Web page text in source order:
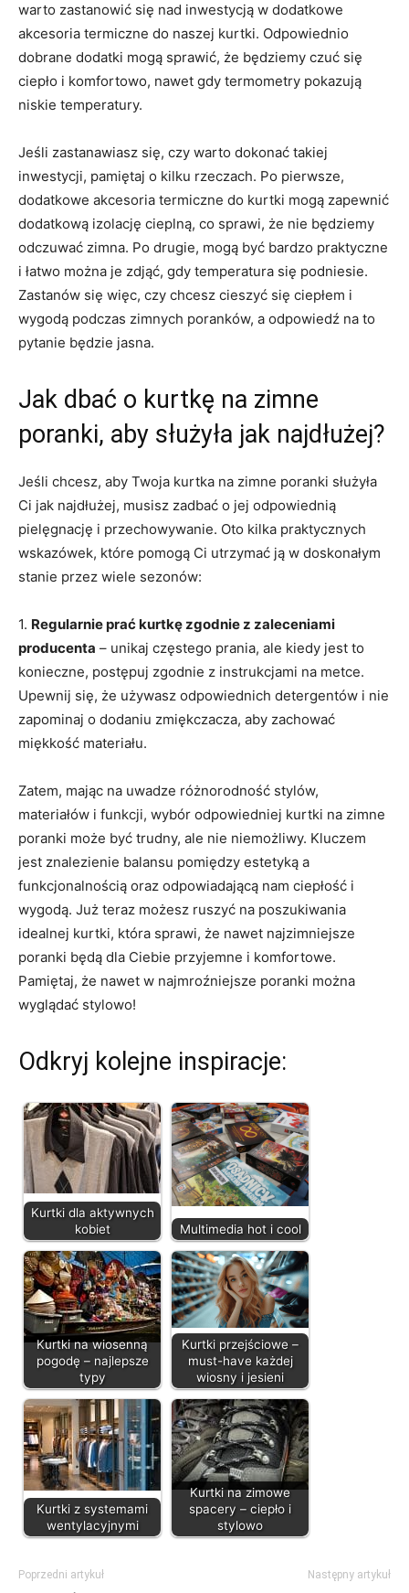
warto zastanowić się nad inwestycją w dodatkowe
akcesoria termiczne do naszej kurtki. Odpowiednio
dobrane dodatki mogą sprawić, że będziemy czuć się
ciepło i komfortowo, nawet gdy termometry pokazują
niskie temperatury.
Jeśli zastanawiasz się, czy warto dokonać takiej
inwestycji, pamiętaj o kilku rzeczach. Po pierwsze,
dodatkowe akcesoria termiczne do kurtki mogą zapewnić
dodatkową izolację cieplną, co sprawi, że nie będziemy
odczuwać zimna. Po drugie, mogą być bardzo praktyczne
i łatwo można je zdjąć, gdy temperatura się podniesie.
Zastanów się więc, czy chcesz cieszyć się ciepłem i
wygodą podczas zimnych poranków, a odpowiedź na to
pytanie będzie jasna.
Jak dbać o kurtkę na zimne
poranki, aby służyła jak najdłużej?
Jeśli chcesz, aby Twoja kurtka na zimne poranki służyła
Ci jak najdłużej, musisz zadbać o jej odpowiednią
pielęgnację i przechowywanie. Oto kilka praktycznych
wskazówek, które pomogą Ci utrzymać ją w doskonałym
stanie przez wiele sezonów:
1. Regularnie prać kurtkę zgodnie z zaleceniami
producenta – unikaj częstego prania, ale kiedy jest to
konieczne, postępuj zgodnie z instrukcjami na metce.
Upewnij się, że używasz odpowiednich detergentów i nie
zapominaj o dodaniu zmiękczacza, aby zachować
miękkość materiału.
Zatem, mając na uwadze różnorodność stylów,
materiałów i funkcji, wybór odpowiedniej kurtki na zimne
poranki może być trudny, ale nie niemożliwy. Kluczem
jest znalezienie balansu pomiędzy estetyką a
funkcjonalnością oraz odpowiadającą nam ciepłość i
wygodą. Już teraz możesz ruszyć na poszukiwania
idealnej kurtki, która sprawi, że nawet najzimniejsze
poranki będą dla Ciebie przyjemne i komfortowe.
Pamiętaj, że nawet w najmroźniejsze poranki można
wyglądać stylowo!
Odkryj kolejne inspiracje:
Kurtki dla aktywnych
kobiet
Multimedia hot i cool
Kurtki na wiosenną
pogodę – najlepsze
typy
Kurtki przejściowe –
must-have każdej
wiosny i jesieni
Kurtki z systemami
wentylacyjnymi
Kurtki na zimowe
spacery – ciepło i
stylowo
Poprzedni artykuł Następny artykuł